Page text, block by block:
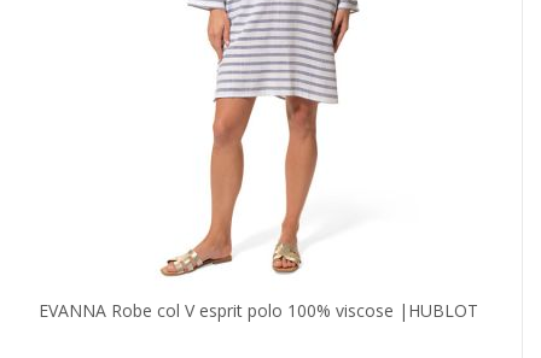
EVANNA Robe col V esprit polo 100% viscose |HUBLOT